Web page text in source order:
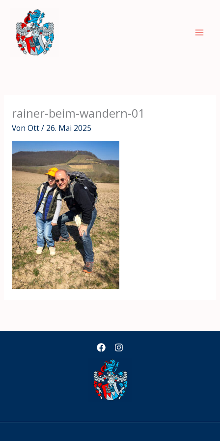
springen
rainer-beim-wandern-01
Von Ott/ 26. Mai 2025